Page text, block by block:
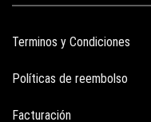
Terminos y Condiciones
Políticas de reembolso
Facturación